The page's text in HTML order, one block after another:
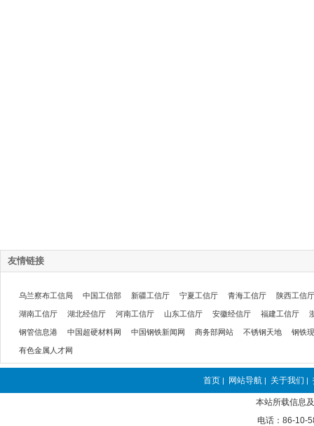
友情链接
乌兰察布工信局 中国工信部 新疆工信厅 宁夏工信厅 青海工信厅 陕西工信厅
湖南工信厅 湖北经信厅 河南工信厅 山东工信厅 安徽经信厅 福建工信厅
钢管信息港 中国超硬材料网 中国钢铁新闻网 商务部网站 不锈钢天地 钢铁
有色金属人才网
首页 | 网站导航 | 关于我们 |
本站所载信息
电话：86-10-